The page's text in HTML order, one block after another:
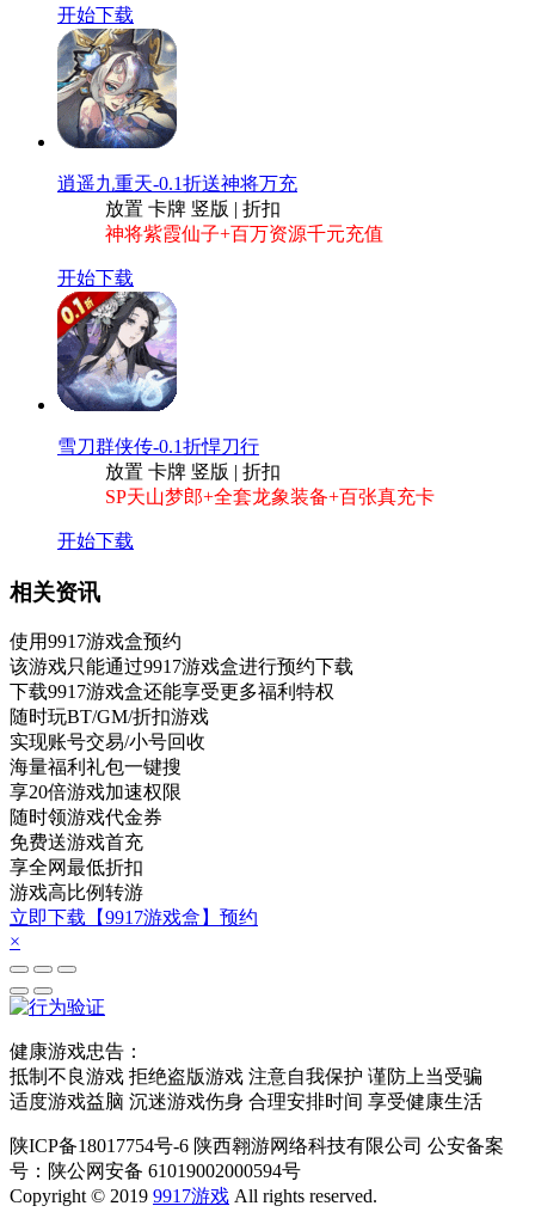
开始下载
逍遥九重天-0.1折送神将万充
放置 卡牌 竖版 | 折扣
神将紫霞仙子+百万资源千元充值
开始下载
雪刀群侠传-0.1折悍刀行
放置 卡牌 竖版 | 折扣
SP天山梦郎+全套龙象装备+百张真充卡
开始下载
相关资讯
使用9917游戏盒预约
该游戏只能通过9917游戏盒进行预约下载
下载9917游戏盒还能享受更多福利特权
随时玩BT/GM/折扣游戏
实现账号交易/小号回收
海量福利礼包一键搜
享20倍游戏加速权限
随时领游戏代金券
免费送游戏首充
享全网最低折扣
游戏高比例转游
立即下载【9917游戏盒】预约
×
健康游戏忠告：
抵制不良游戏 拒绝盗版游戏 注意自我保护 谨防上当受骗
适度游戏益脑 沉迷游戏伤身 合理安排时间 享受健康生活
陕ICP备18017754号-6 陕西翱游网络科技有限公司 公安备案
号：陕公网安备 61019002000594号
Copyright © 2019 9917游戏 All rights reserved.